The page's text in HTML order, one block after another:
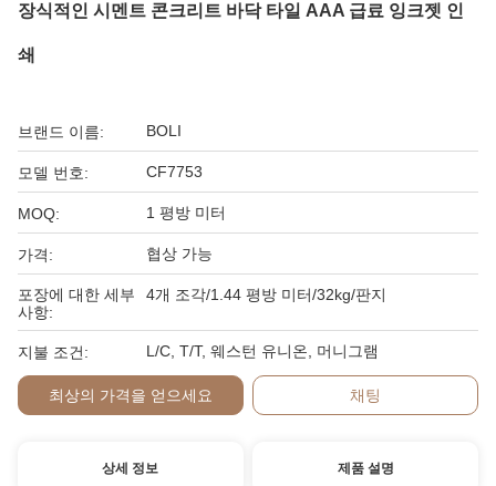
장식적인 시멘트 콘크리트 바닥 타일 AAA 급료 잉크젯 인
쇄
브랜드 이름: BOLI
모델 번호: CF7753
MOQ: 1 평방 미터
가격: 협상 가능
포장에 대한 세부
사항:
4개 조각/1.44 평방 미터/32kg/판지
지불 조건: L/C, T/T, 웨스턴 유니온, 머니그램
최상의 가격을 얻으세요 채팅
상세 정보 제품 설명